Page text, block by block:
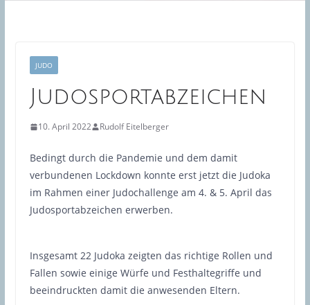
JUDO
Judosportabzeichen
10. April 2022 Rudolf Eitelberger
Bedingt durch die Pandemie und dem damit
verbundenen Lockdown konnte erst jetzt die Judoka
im Rahmen einer Judochallenge am 4. & 5. April das
Judosportabzeichen erwerben.
Insgesamt 22 Judoka zeigten das richtige Rollen und
Fallen sowie einige Würfe und Festhaltegriffe und
beeindruckten damit die anwesenden Eltern.